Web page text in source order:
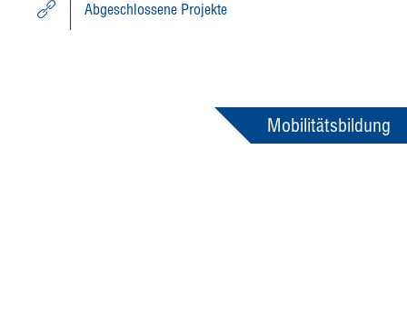
Abgeschlossene Projekte
Mobilitätsbildung